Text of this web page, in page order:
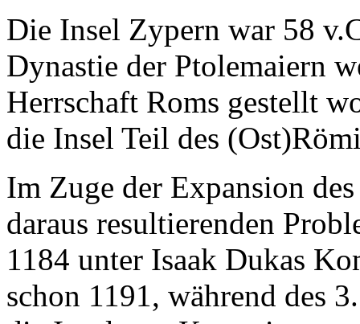
Die Insel Zypern war 58
Dynastie der Ptolemaiern
Herrschaft Roms gestellt
die Insel Teil des
Im Zuge der Expansion
daraus resultierenden
1184 unter Isaak Dukas
schon 1191, während des